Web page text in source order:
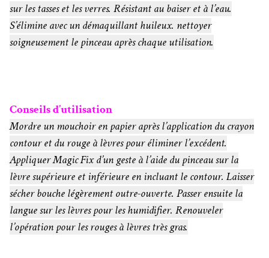
sur les tasses et les verres. Résistant au baiser et à l’eau.
S’élimine avec un démaquillant huileux. nettoyer
soigneusement le pinceau après chaque utilisation.
Conseils d’utilisation
Mordre un mouchoir en papier après l’application du crayon
contour et du rouge à lèvres pour éliminer l’excédent.
Appliquer Magic Fix d’un geste à l’aide du pinceau sur la
lèvre supérieure et inférieure en incluant le contour. Laisser
sécher bouche légèrement outre-ouverte. Passer ensuite la
langue sur les lèvres pour les humidifier. Renouveler
l’opération pour les rouges à lèvres très gras.